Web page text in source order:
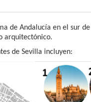
de Andalucía en el sur de
arquitectónico.
de Sevilla incluyen: